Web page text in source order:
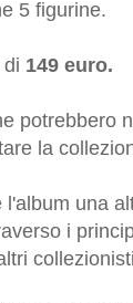
5 figurine.
di 149 euro.
potrebbero
la
l'album una
i